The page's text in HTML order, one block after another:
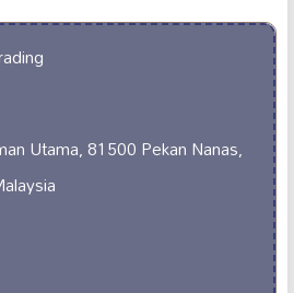
Utama, 81500 Pekan Nanas,